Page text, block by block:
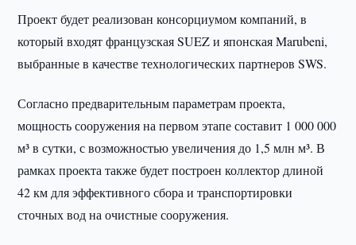
Проект будет реализован консорциумом компаний, в
который входят французская SUEZ и японская Marubeni,
выбранные в качестве технологических партнеров SWS.
Согласно предварительным параметрам проекта,
мощность сооружения на первом этапе составит 1 000 000
м³ в сутки, с возможностью увеличения до 1,5 млн м³. В
рамках проекта также будет построен коллектор длиной
42 км для эффективного сбора и транспортировки
сточных вод на очистные сооружения.